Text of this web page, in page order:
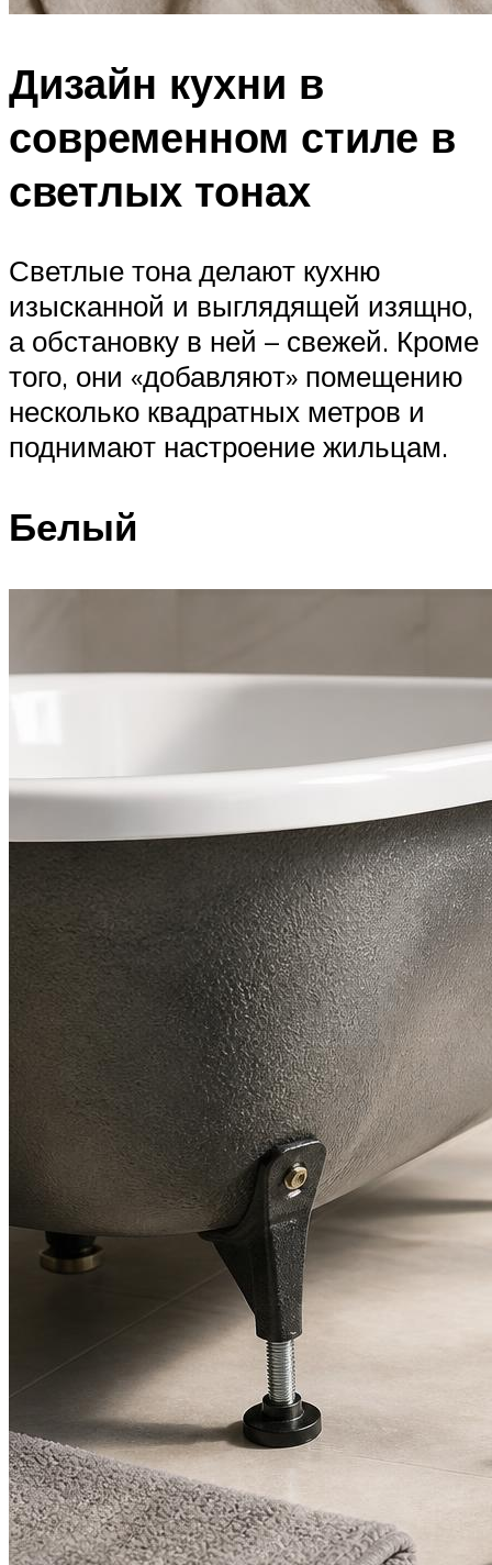
Дизайн кухни в
современном стиле в
светлых тонах
Светлые тона делают кухню
изысканной и выглядящей изящно,
а обстановку в ней – свежей. Кроме
того, они «добавляют» помещению
несколько квадратных метров и
поднимают настроение жильцам.
Белый